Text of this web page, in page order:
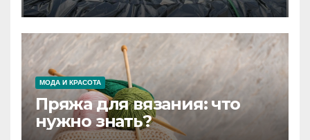
МОДА И КРАСОТА
Пряжа для вязания: что
нужно знать?